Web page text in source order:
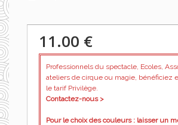
11.00 €
Professionnels du spectacle, Ecoles,
ateliers de cirque ou magie, bénéficiez
le tarif Privilège.
Contactez-nous >
Pour le choix des couleurs : laisser un